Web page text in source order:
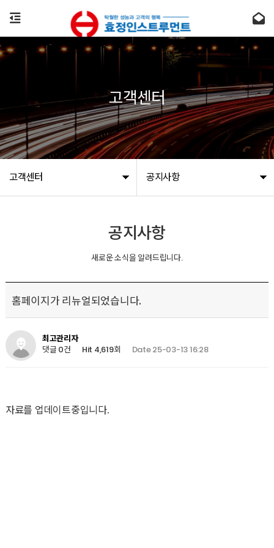
고객센터 공지사항
고객센터
공지사항
새로운 소식을 알려드립니다.
홈페이지가 리뉴얼되었습니다.
최고관리자
댓글 0건
Hit 4,619회 Date 25-03-13 16:28
자료를 업데이트중입니다.